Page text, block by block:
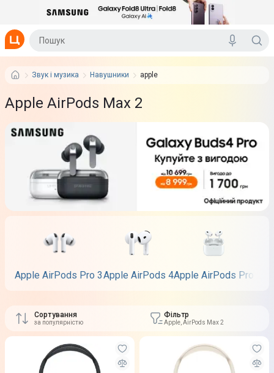
Звук і музика Навушники apple
Apple AirPods Max 2
Apple AirPods Pro 3Apple AirPods 4Apple AirPods Pro
Сортування
за популярністю
Фільтр
Apple, AirPods Max 2